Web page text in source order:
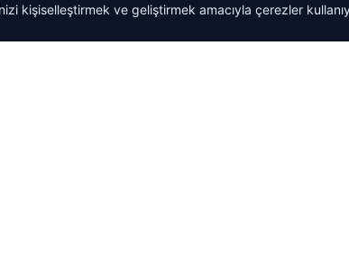
kişiselleştirmek ve geliştirmek amacıyla çerezler